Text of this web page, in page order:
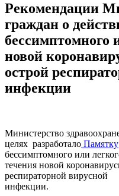
Рекомендации
граждан о
бессимптомного
новой
острой
инфекции
Министерство
целях разработало Памятку
бессимптомного или
течения новой
респираторной вирусной
инфекции.